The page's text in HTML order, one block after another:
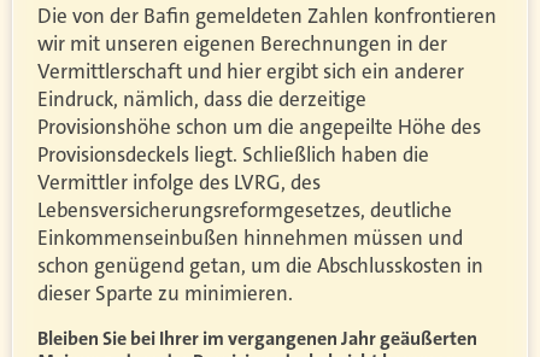
Die von der Bafin gemeldeten Zahlen konfrontieren
wir mit unseren eigenen Berechnungen in der
Vermittlerschaft und hier ergibt sich ein anderer
Eindruck, nämlich, dass die derzeitige
Provisionshöhe schon um die angepeilte Höhe des
Provisionsdeckels liegt. Schließlich haben die
Vermittler infolge des LVRG, des
Lebensversicherungsreformgesetzes, deutliche
Einkommenseinbußen hinnehmen müssen und
schon genügend getan, um die Abschlusskosten in
dieser Sparte zu minimieren.
Bleiben Sie bei Ihrer im vergangenen Jahr geäußerten